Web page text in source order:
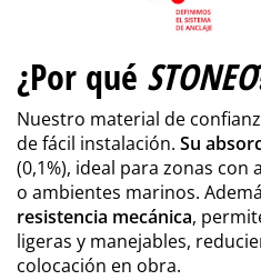
¿Por qué STONEO
Nuestro material de
de fácil instalación. Su
(0,1%), ideal para zonas
o ambientes marinos.
resistencia mecánica,
ligeras y manejables,
colocación en obra.